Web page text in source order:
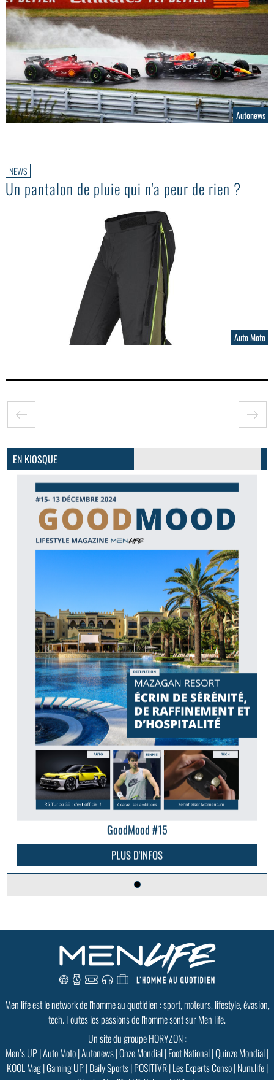
Autonews
NEWS
Un pantalon de pluie qui n'a peur de rien ?
Auto Moto
EN KIOSQUE PLUS D'INFOS
GoodMood #15
PLUS D'INFOS
Men life est le network de l'homme au quotidien : sport, moteurs, lifestyle, évasion,
tech. Toutes les passions de l'homme sont sur Men life.
Un site du groupe HORYZON :
Men’s UP|Auto Moto|Autonews|Onze Mondial|Foot National|Quinze Mondial|
KOOL Mag|Gaming UP|Daily Sports|POSITIVR|Les Experts Conso|Num.life|